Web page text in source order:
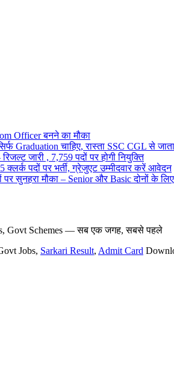
Officer बनने का मौका
Graduation चाहिए, रास्ता SSC CGL से
जारी , 7,759 पदों पर होगी नियुक्ति
क्लर्क पदों पर भर्ती, ग्रेजुएट उम्मीदवार करें आवेदन
सुनहरा मौका – Senior और Basic दोनों के लिए,
Govt Schemes — सब एक जगह, सबसे पहले
Jobs, Sarkari Result, Admit Card